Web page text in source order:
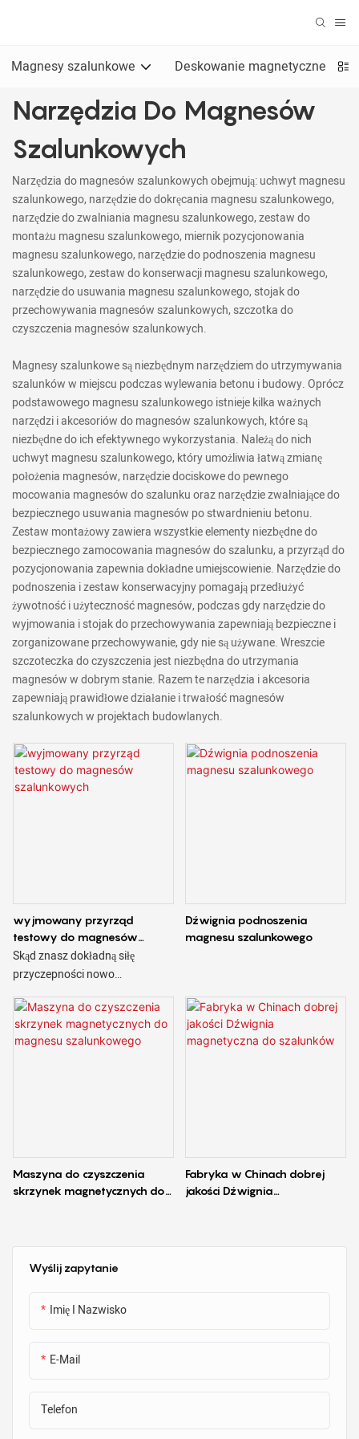
Magnesy szalunkowe Deskowanie magnetyczne
Narzędzia Do Magnesów
Szalunkowych
Narzędzia do magnesów szalunkowych obejmują: uchwyt magnesu
szalunkowego, narzędzie do dokręcania magnesu szalunkowego,
narzędzie do zwalniania magnesu szalunkowego, zestaw do
montażu magnesu szalunkowego, miernik pozycjonowania
magnesu szalunkowego, narzędzie do podnoszenia magnesu
szalunkowego, zestaw do konserwacji magnesu szalunkowego,
narzędzie do usuwania magnesu szalunkowego, stojak do
przechowywania magnesów szalunkowych, szczotka do
czyszczenia magnesów szalunkowych.
Magnesy szalunkowe są niezbędnym narzędziem do utrzymywania
szalunków w miejscu podczas wylewania betonu i budowy. Oprócz
podstawowego magnesu szalunkowego istnieje kilka ważnych
narzędzi i akcesoriów do magnesów szalunkowych, które są
niezbędne do ich efektywnego wykorzystania. Należą do nich
uchwyt magnesu szalunkowego, który umożliwia łatwą zmianę
położenia magnesów, narzędzie dociskowe do pewnego
mocowania magnesów do szalunku oraz narzędzie zwalniające do
bezpiecznego usuwania magnesów po stwardnieniu betonu.
Zestaw montażowy zawiera wszystkie elementy niezbędne do
bezpiecznego zamocowania magnesów do szalunku, a przyrząd do
pozycjonowania zapewnia dokładne umiejscowienie. Narzędzie do
podnoszenia i zestaw konserwacyjny pomagają przedłużyć
żywotność i użyteczność magnesów, podczas gdy narzędzie do
wyjmowania i stojak do przechowywania zapewniają bezpieczne i
zorganizowane przechowywanie, gdy nie są używane. Wreszcie
szczoteczka do czyszczenia jest niezbędna do utrzymania
magnesów w dobrym stanie. Razem te narzędzia i akcesoria
zapewniają prawidłowe działanie i trwałość magnesów
szalunkowych w projektach budowlanych.
Wyślij zapytanie
Imię I Nazwisko
E-Mail
Telefon
wyjmowany przyrząd
testowy do magnesów
szalunkowych
Skąd znasz dokładną siłę
przyczepności nowo
zakupionych magnesów
szalunkowych? Czy jest ona
równa czy mniejsza niż wartość
podana na produkcie?
można ocenić żywotność
przedmiotu, skoro jest to
narzędzie wielokrotnego użytku
testowa z pewnością Ci
pomoże!!!
Dźwignia podnoszenia
magnesu szalunkowego
Maszyna do czyszczenia
skrzynek magnetycznych do
Fabryka w Chinach dobrej
jakości Dźwignia